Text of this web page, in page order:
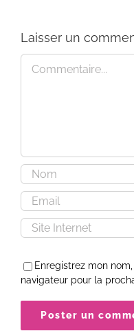
Laisser un
Commentaire
Enregistrez mon
navigateur pour la